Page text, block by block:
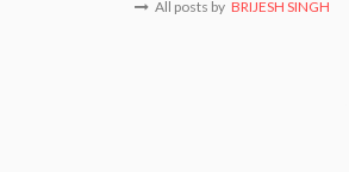
All posts by BRIJESH SINGH